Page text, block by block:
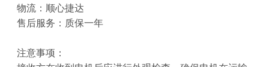
物流：顺心捷达
售后服务：质保一年
注意事项：